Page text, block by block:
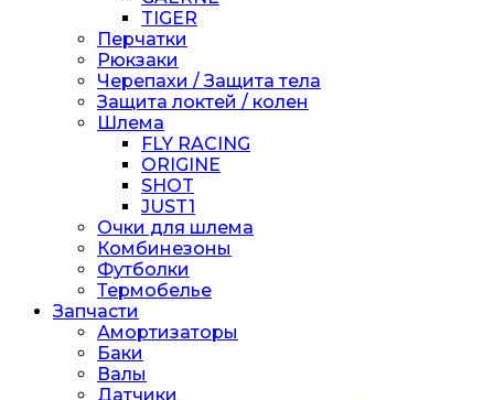
TIGER
Перчатки
Рюкзаки
Черепахи / Защита тела
Защита локтей / колен
Шлема
FLY RACING
ORIGINE
SHOT
JUST1
Очки для шлема
Комбинезоны
Футболки
Термобелье
Запчасти
Амортизаторы
Баки
Валы
Датчики